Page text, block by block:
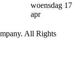
woensdag 17
apr
All Rights